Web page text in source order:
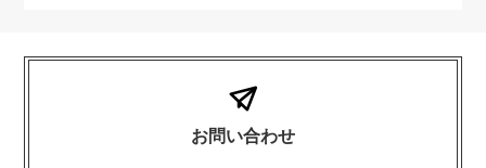
お問い合わせ